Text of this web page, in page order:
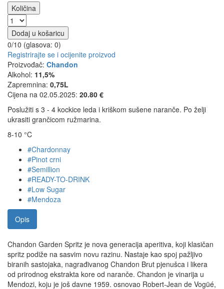
Količina
Dodaj u košaricu
0/10 (glasova: 0)
Registrirajte se i ocijenite proizvod
Proizvođač: Chandon
Alkohol: 11,5%
Zapremnina: 0,75L
Cijena na 02.05.2025: 20.80 €
Poslužiti s 3 - 4 kockice leda i kriškom sušene naranče. Po želji
ukrasiti grančicom ružmarina.
8-10 °C
#Chardonnay
#Pinot crni
#Semillion
#READY-TO-DRINK
#Low Sugar
#Mendoza
Opis
Chandon Garden Spritz je nova generacija aperitiva, koji klasičan
spritz podiže na sasvim novu razinu. Nastaje kao spoj pažljivo
biranih sastojaka, nagrađivanog Chandon Brut pjenušca i likera
od prirodnog ekstrakta kore od naranče. Chandon je vinarija u
Mendozi, koju je još davne 1959. osnovao Robert-Jean de Vogüé,